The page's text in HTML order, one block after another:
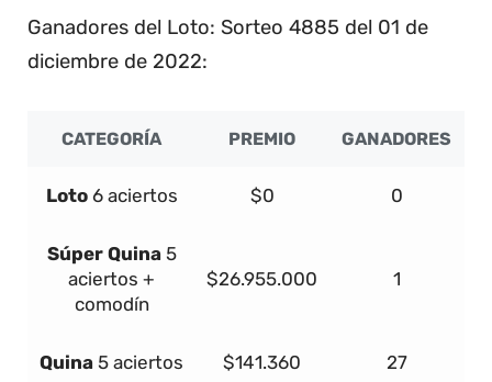
Ganadores del Loto: Sorteo 4885 del 01 de
diciembre de 2022:
CATEGORÍA PREMIO GANADORES
Loto 6 aciertos $0 0
Súper Quina 5
aciertos +
comodín
$26.955.000 1
Quina 5 aciertos $141.360 27